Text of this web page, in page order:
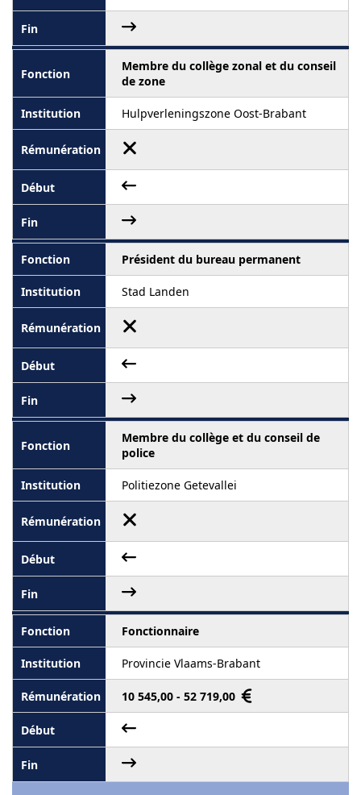
Membre du collège zonal et du conseil
de zone
Hulpverleningszone Oost-Brabant
Président du bureau permanent
Stad Landen
Membre du collège et du conseil de
police
Politiezone Getevallei
Fonctionnaire
Provincie Vlaams-Brabant
10 545,00 - 52 719,00